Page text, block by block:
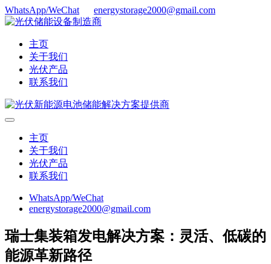
WhatsApp/WeChat energystorage2000@gmail.com
主页
关于我们
光伏产品
联系我们
主页
关于我们
光伏产品
联系我们
WhatsApp/WeChat
energystorage2000@gmail.com
瑞士集装箱发电解决方案：灵活、低碳的
能源革新路径